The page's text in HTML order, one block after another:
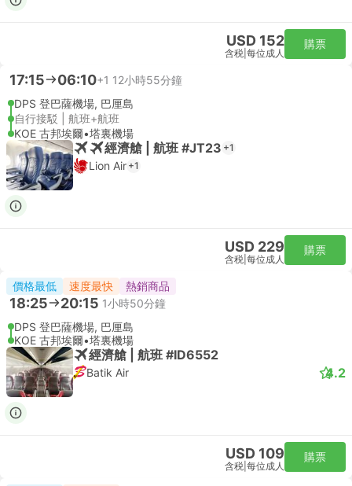
USD 152
含税 每位成人
購票
17:15 06:10+1 12小時55分鐘
DPS 登巴薩機場, 巴厘島
自行接駁 | 航班+航班
KOE 古邦埃爾•塔裏機場
經濟艙 | 航班 #JT23 +1
Lion Air +1
USD 229
含税 每位成人
購票
價格最低 速度最快 熱銷商品
18:25 20:15 1小時50分鐘
DPS 登巴薩機場, 巴厘島
KOE 古邦埃爾•塔裏機場
經濟艙 | 航班 #ID6552
Batik Air 4.2
USD 109
含税 每位成人
購票